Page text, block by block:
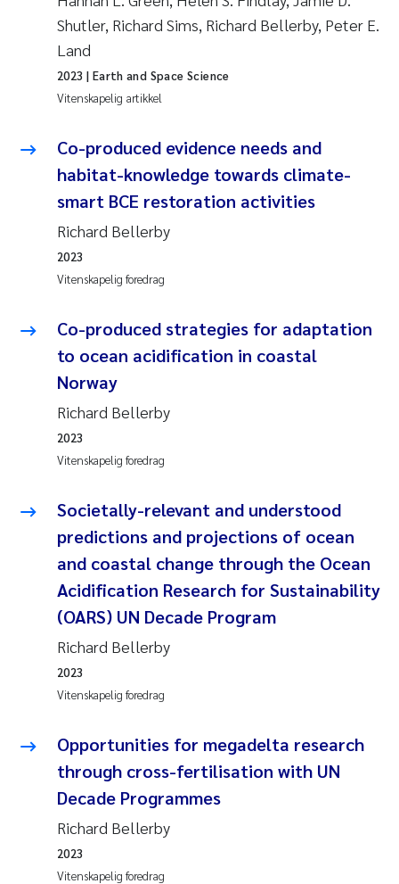
Shutler, Richard Sims, Richard Bellerby, Peter E.
Land
Vitenskapelig artikkel
2023 | Earth and Space Science
Co-produced evidence needs and
habitat-knowledge towards climate-
smart BCE restoration activities
Richard Bellerby
Vitenskapelig foredrag
2023
Co-produced strategies for adaptation
to ocean acidification in coastal
Norway
Richard Bellerby
Vitenskapelig foredrag
2023
Societally-relevant and understood
predictions and projections of ocean
and coastal change through the Ocean
Acidification Research for Sustainability
(OARS) UN Decade Program
Richard Bellerby
Vitenskapelig foredrag
2023
Opportunities for megadelta research
through cross-fertilisation with UN
Decade Programmes
Richard Bellerby
Vitenskapelig foredrag
2023